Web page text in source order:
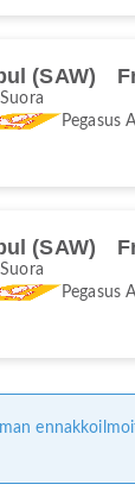
(SAW)
Suora
Pegasus
(SAW)
Suora
Pegasus